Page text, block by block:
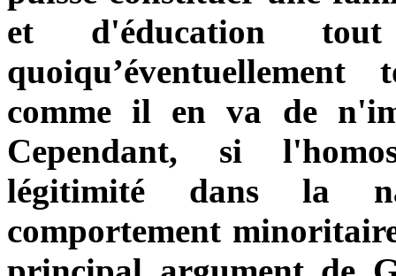
et d'éducation
comme il en va de
Cependant, si
légitimité dans la
comportement